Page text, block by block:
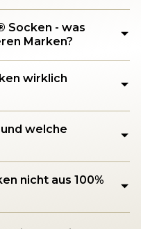
Socken - was
Marken?
wirklich
welche
nicht aus 100%